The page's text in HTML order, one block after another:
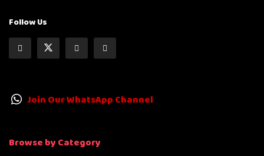
Follow Us
Join Our WhatsApp Channel
Browse by Category